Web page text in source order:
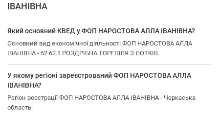
ІВАНІВНА
Який основний КВЕД у ФОП НАРОСТОВА АЛЛА ІВАНІВНА?
Основний вид економічної діяльності ФОП НАРОСТОВА АЛЛА
ІВАНІВНА - 52.62.1 РОЗДРІБНА ТОРГІВЛЯ З ЛОТКІВ.
У якому регіоні зареєстрований ФОП НАРОСТОВА АЛЛА
ІВАНІВНА?
Регіон реєстрації ФОП НАРОСТОВА АЛЛА ІВАНІВНА - Черкаська
область.